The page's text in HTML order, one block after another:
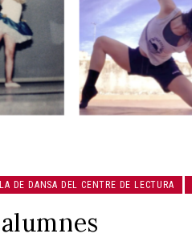
DE DANSA DEL CENTRE DE LECTURA